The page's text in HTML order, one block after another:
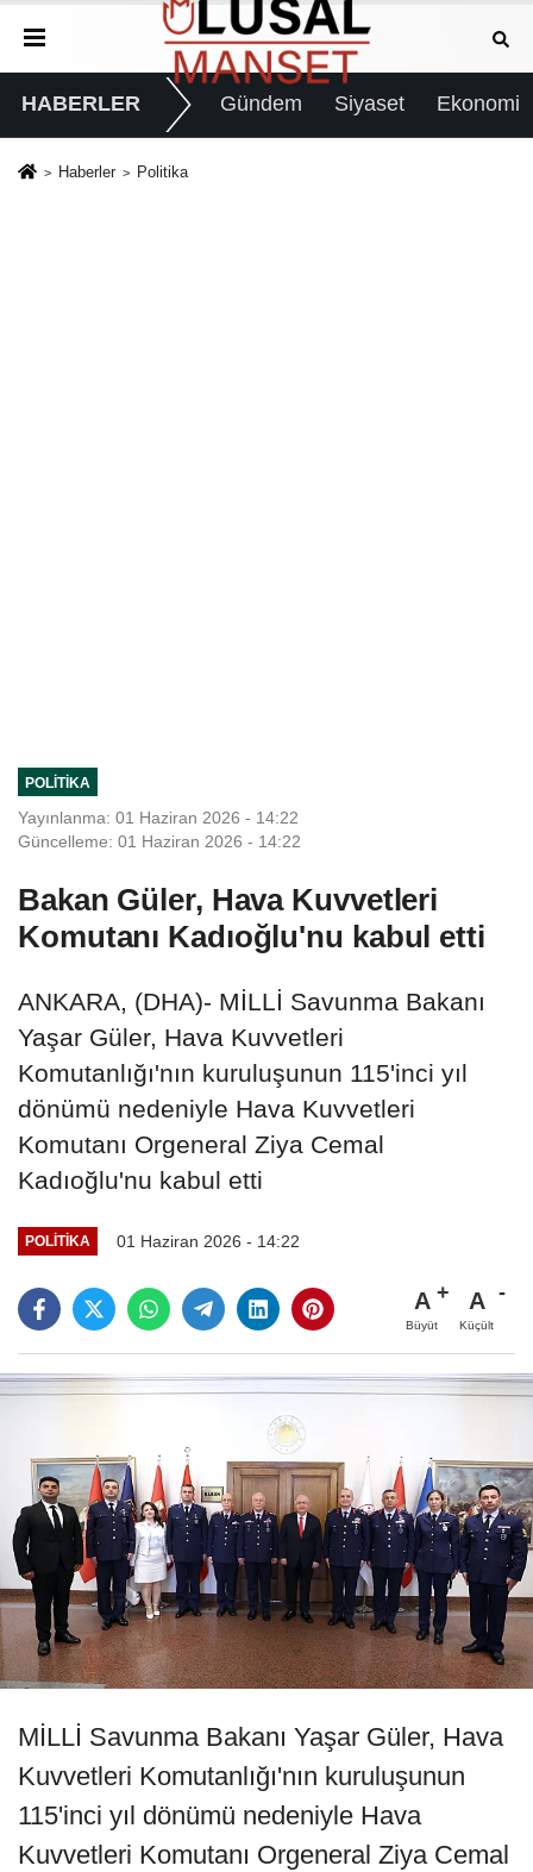
HABERLER Gündem Siyaset Ekonomi
Haberler Politika
POLITIKA
Yayınlanma: 01 Haziran 2026 - 14:22
Güncelleme: 01 Haziran 2026 - 14:22
Bakan Güler, Hava Kuvvetleri
Komutanı Kadıoğlu'nu kabul etti
ANKARA, (DHA)- MİLLİ Savunma Bakanı
Yaşar Güler, Hava Kuvvetleri
Komutanlığı'nın kuruluşunun 115'inci yıl
dönümü nedeniyle Hava Kuvvetleri
Komutanı Orgeneral Ziya Cemal
Kadıoğlu'nu kabul etti
POLITIKA 01 Haziran 2026 - 14:22
A
Büyüt
A
Küçült
MİLLİ Savunma Bakanı Yaşar Güler, Hava
Kuvvetleri Komutanlığı'nın kuruluşunun
115'inci yıl dönümü nedeniyle Hava
Kuvvetleri Komutanı Orgeneral Ziya Cemal